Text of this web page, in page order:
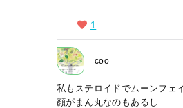
1
coo
私もステロイドでムーンフェ
顔がまん丸なのもあるし